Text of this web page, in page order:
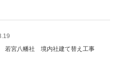
若宮八幡社 境内社建て替え工事